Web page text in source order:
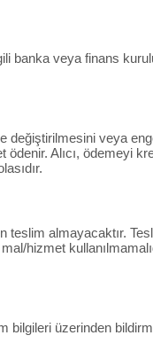
banka veya finans
değiştirilmesini veya
Alıcı, ödemeyi
teslim almayacaktır.
hizmet
bilgileri üzerinden